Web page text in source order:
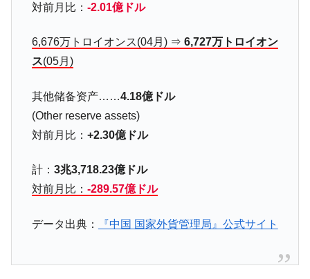
動」
『Money1』
『Money1』
韓国製造業「半導体絶好調」のウラで他業
種は全般的「不調」⇒ PSIが示す現況は決して良くない。
『Money1』
【米韓激突案件】韓国消費者院が『クーパ
『Money1』 韓国で猛暑。南東部では干ばつ
『Money1』
韓国型イージス搭載の次世代駆逐艦
対前月比： -2.01億ドル
6,676万トロイオンス(04月) ⇒ 6,727万トロイオン
ス(05月)
其他储备资产……4.18億ドル
(Other reserve assets)
対前月比： +2.30億ドル
計： 3兆3,718.23億ドル
対前月比： -289.57億ドル
データ出典： 『中国 国家外貨管理局』公式サイト